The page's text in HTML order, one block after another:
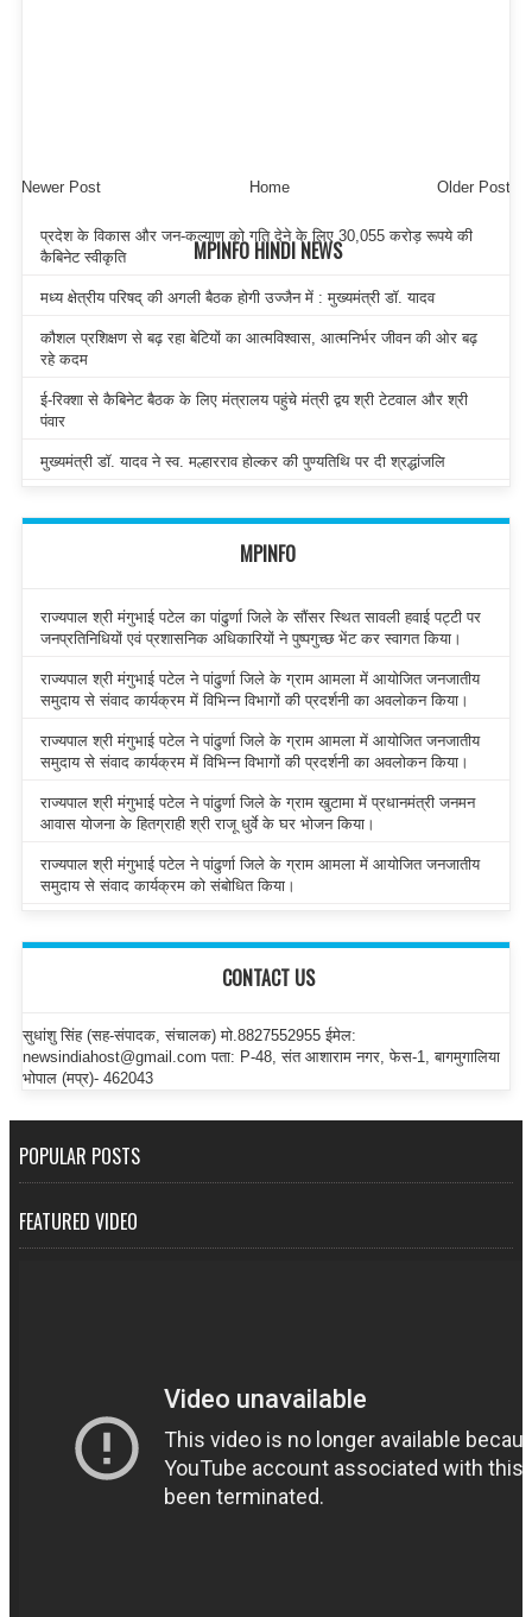
Newer Post Older Post
Home
MPINFO HINDI NEWS
प्रदेश के विकास और जन-कल्याण को गति देने के लिए 30,055 करोड़ रूपये की
कैबिनेट स्वीकृति
मध्य क्षेत्रीय परिषद् की अगली बैठक होगी उज्जैन में : मुख्यमंत्री डॉ. यादव
कौशल प्रशिक्षण से बढ़ रहा बेटियों का आत्मविश्वास, आत्मनिर्भर जीवन की ओर बढ़
रहे कदम
ई-रिक्शा से कैबिनेट बैठक के लिए मंत्रालय पहुंचे मंत्री द्वय श्री टेटवाल और श्री
पंवार
मुख्यमंत्री डॉ. यादव ने स्व. मल्हारराव होल्कर की पुण्यतिथि पर दी श्रद्धांजलि
MPINFO
राज्यपाल श्री मंगुभाई पटेल का पांढुर्णा जिले के सौंसर स्थित सावली हवाई पट्टी पर
जनप्रतिनिधियों एवं प्रशासनिक अधिकारियों ने पुष्पगुच्छ भेंट कर स्वागत किया।
राज्यपाल श्री मंगुभाई पटेल ने पांढुर्णा जिले के ग्राम आमला में आयोजित जनजातीय
समुदाय से संवाद कार्यक्रम में विभिन्न विभागों की प्रदर्शनी का अवलोकन किया।
राज्यपाल श्री मंगुभाई पटेल ने पांढुर्णा जिले के ग्राम आमला में आयोजित जनजातीय
समुदाय से संवाद कार्यक्रम में विभिन्न विभागों की प्रदर्शनी का अवलोकन किया।
राज्यपाल श्री मंगुभाई पटेल ने पांढुर्णा जिले के ग्राम खुटामा में प्रधानमंत्री जनमन
आवास योजना के हितग्राही श्री राजू धुर्वे के घर भोजन किया।
राज्यपाल श्री मंगुभाई पटेल ने पांढुर्णा जिले के ग्राम आमला में आयोजित जनजातीय
समुदाय से संवाद कार्यक्रम को संबोधित किया।
CONTACT US
सुधांशु सिंह (सह-संपादक, संचालक) मो.8827552955 ईमेल:
newsindiahost@gmail.com पता: P-48, संत आशाराम नगर, फेस-1, बागमुगालिया
भोपाल (मप्र)- 462043
POPULAR POSTS
FEATURED VIDEO